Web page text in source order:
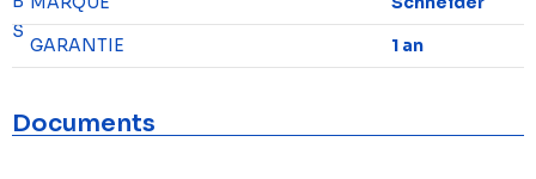
GARANTIE
1 an
Documents